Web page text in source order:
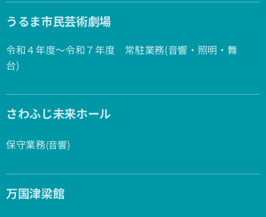
うるま市民芸術劇場
令和４年度〜令和７年度 常駐業務(音響・照明・舞
台)
さわふじ未来ホール
保守業務(音響)
万国津梁館